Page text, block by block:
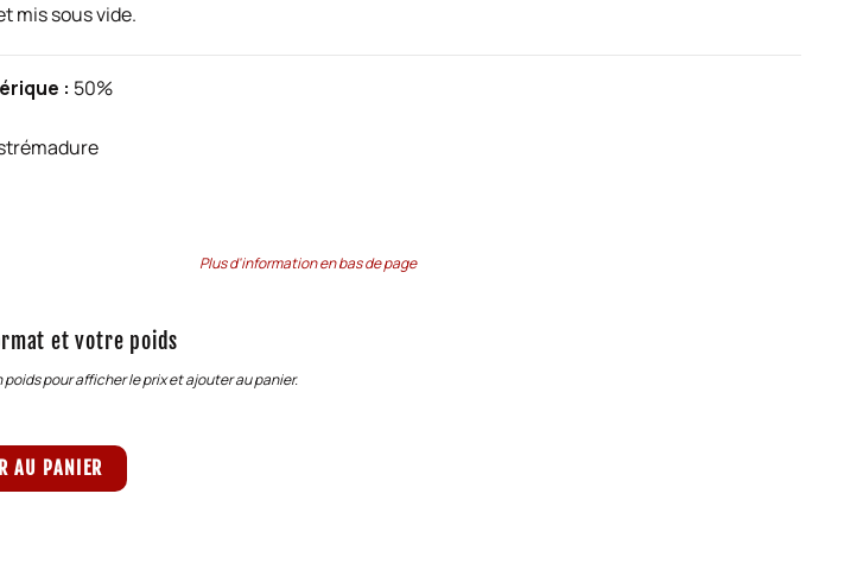
mis sous vide.
: 50%
Plus d'information en bas de page
et votre poids
pour afficher le prix et ajouter au panier.
Cebo de Campo
AU PANIER